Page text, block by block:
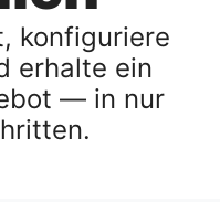
konfiguriere
erhalte ein
— in nur